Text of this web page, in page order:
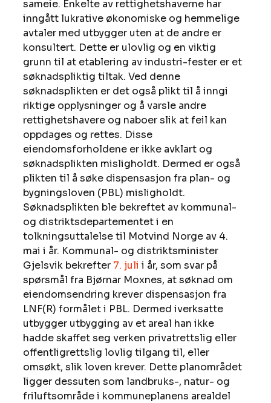
sameie. Enkelte av rettighetshaverne har
inngått lukrative økonomiske og hemmelige
avtaler med utbygger uten at de andre er
konsultert. Dette er ulovlig og en viktig
grunn til at etablering av industri-fester er et
søknadspliktig tiltak. Ved denne
søknadsplikten er det også plikt til å inngi
riktige opplysninger og å varsle andre
rettighetshavere og naboer slik at feil kan
oppdages og rettes. Disse
eiendomsforholdene er ikke avklart og
søknadsplikten misligholdt. Dermed er også
plikten til å søke dispensasjon fra plan- og
bygningsloven (PBL) misligholdt.
Søknadsplikten ble bekreftet av kommunal-
og distriktsdepartementet i en
tolkningsuttalelse til Motvind Norge av 4.
mai i år. Kommunal- og distriktsminister
Gjelsvik bekrefter 7. juli i år, som svar på
spørsmål fra Bjørnar Moxnes, at søknad om
eiendomsendring krever dispensasjon fra
LNF(R) formålet i PBL. Dermed iverksatte
utbygger utbygging av et areal han ikke
hadde skaffet seg verken privatrettslig eller
offentligrettslig lovlig tilgang til, eller
omsøkt, slik loven krever. Dette planområdet
ligger dessuten som landbruks-, natur- og
friluftsområde i kommuneplanens arealdel